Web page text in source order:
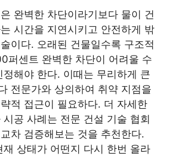
완벽한 차단이라기보다 물이 건
시간을 지연시키고 안전하게 밖
이다. 오래된 건물일수록 구조적
퍼센트 완벽한 차단이 어려울 수
해야 한다. 이때는 무리하게 큰
전문가와 상의하여 취약 지점을
적 접근이 필요하다. 더 자세한
공 사례는 전문 건설 기술 협회
차 검증해보는 것을 추천한다.
재 상태가 어떤지 다시 한번 올라